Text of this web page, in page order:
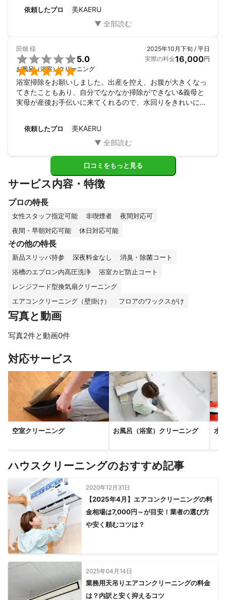
お値段もお手頃で、また機会があればこちらに頼もうと思い
依頼したプロ 美KAERU
田畑 様


5.0
お風呂（浴室）クリーニング
2025年10月下旬 / 平日
実際の料金16,000円
浴室掃除をお願いしました。出産を控え、お腹が大きくなっ
てきたこともあり、自分でなかなか掃除ができない&義母と
実母が産後お手伝いに来てくれるので、水回りをきれいにし
りました。きれいにしていただいた状態をキープできるよ
う、日々の掃除を頑張っていきたいと思います。
依頼したプロ 美KAERU
口コミをもっと見る
サービス内容・特徴
プロの特長
女性スタッフ指定可能 非喫煙者
夜間対応可
夜間・早朝対応可能
休日対応可能
その他の特長
新品スリッパ持参 深夜料金なし
消臭・除菌コート
浴槽のエプロン内高圧洗浄
浴室カビ防止コート
レンジフード型換気扇クリーニング
エアコンクリーニング（壁掛け）
フロアのワックスがけ
写真と動画
写真2件と動画0件
対応サービス
空室クリーニング お風呂（浴室）クリーニング 水
ハウスクリーニングのおすすめ記事
2020年12月31日
【2025年4月】エアコンクリーニングの料
金相場は7,000円～が目安！業者の選び方
や安く頼むコツは？
2025年04月14日
業務用天吊りエアコンクリーニングの料金
は？内訳と安く抑えるコツ